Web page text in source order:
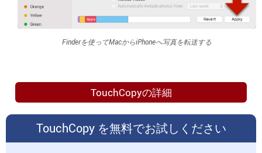
Finderを使ってMacからiPhoneへ写真を転送する
TouchCopyの詳細
TouchCopy を無料でお試しください